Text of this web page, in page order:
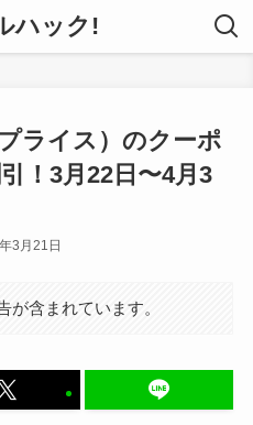
ハック!
ライス）のクーポ
！3月22日〜4月3
3月21日
が含まれています。